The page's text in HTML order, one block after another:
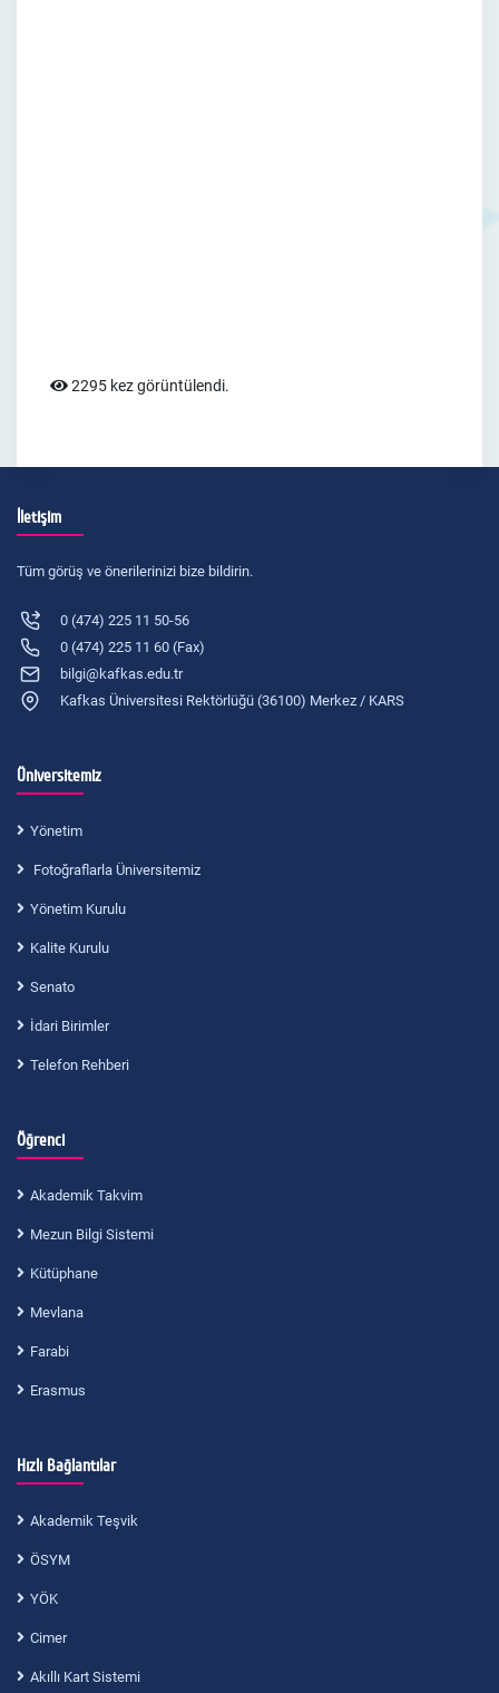
2295 kez görüntülendi.
İletişim
Tüm görüş ve önerilerinizi bize bildirin.
0 (474) 225 11 50-56
0 (474) 225 11 60 (Fax)
bilgi@kafkas.edu.tr
Kafkas Üniversitesi Rektörlüğü (36100) Merkez / KARS
Üniversitemiz
Yönetim
Fotoğraflarla Üniversitemiz
Yönetim Kurulu
Kalite Kurulu
Senato
İdari Birimler
Telefon Rehberi
Öğrenci
Akademik Takvim
Mezun Bilgi Sistemi
Kütüphane
Mevlana
Farabi
Erasmus
Hızlı Bağlantılar
Akademik Teşvik
ÖSYM
YÖK
Cimer
Akıllı Kart Sistemi